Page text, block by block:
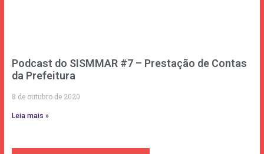
Podcast do SISMMAR #7 – Prestação de Contas
da Prefeitura
8 de outubro de 2020
Leia mais »